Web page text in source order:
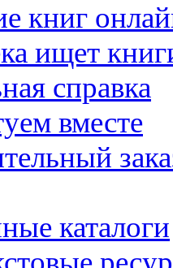
книг
ищет
справка
вместе
каталоги